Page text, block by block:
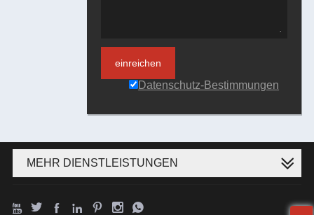
einreichen
Datenschutz-Bestimmungen
MEHR DIENSTLEISTUNGEN
      